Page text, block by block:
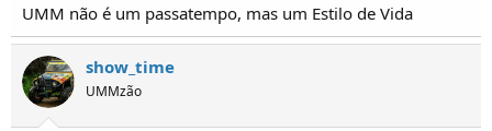
UMM não é um passatempo, mas um Estilo de Vida
show_time
UMMzão